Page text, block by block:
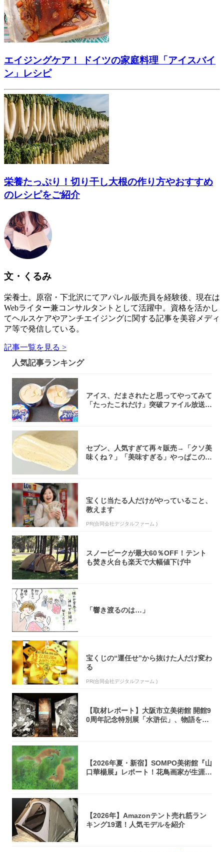
エイジングケア！ ドイツの家庭料理「アイスバイ
ン」レシピ
栄養たっぷり！切り干し大根の作り方やおすすめ
のレシピをご紹介
文・くるみ
栄養士。原宿・下北沢にてアパレル販売員を経験後、現在は
Webライター兼コンサルタントとして活躍中。資格を活かし
てヘルスケアやアンチエイジングに関する記事を美容メディ
ア等で発信している。
記事一覧を見る >
人気記事ランキング
アイス、だまされたと思ってやってみて
「たったこれだけ」突破ファイル放送で
セブン、人気すぎて再々販売→「クソ美
味くね？」「美味すぎる」やっぱこのク
宝くじ当たる人だけがやっていること、
教えます
PR(合同会社デジタルファーム )
スノーピークが最大60％OFF！テント
も焚き火台も楽天で大幅値下げ中
「響き渡るのは…」
宝くじの“運任せ”から抜けた人だけ変わ
る
PR(合同会社デジタルファーム )
【取材レポート】大阪市立美術館 開館9
0周年記念特別展「水滸伝」、物語を知
【2026年夏・新宿】SOMPO美術館『山
口華楊展』レポート！花鳥画家が生涯描
【2026年】Amazonテント売れ筋ラン
キング19選！人気モデルを紹介